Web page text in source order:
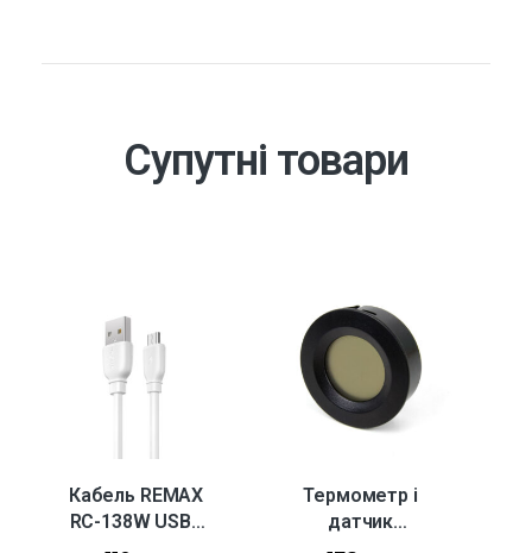
Супутні товари
Кабель REMAX
RC-138W USB -
micro USB, 2.4 А
Термометр і
датчик
вологості